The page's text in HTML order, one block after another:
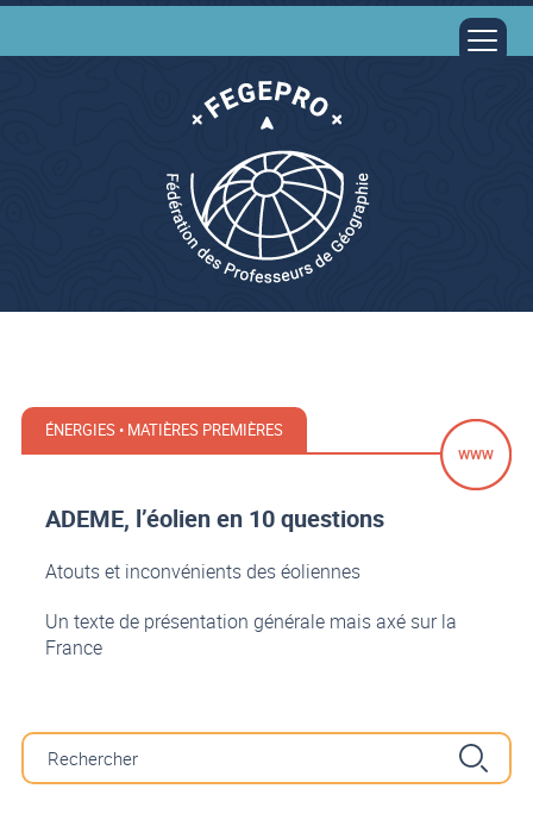
ÉNERGIES • MATIÈRES PREMIÈRES
ADEME, l’éolien en 10 questions
Atouts et inconvénients des éoliennes
Un texte de présentation générale mais axé sur la
France